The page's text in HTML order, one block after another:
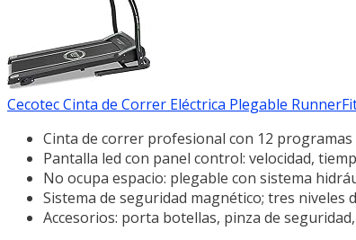
Cecotec Cinta de Correr Eléctrica Plegable
Cinta de correr profesional con 12
Pantalla led con panel control: velocidad,
No ocupa espacio: plegable con sistema
Sistema de seguridad magnético; tres
Accesorios: porta botellas, pinza de